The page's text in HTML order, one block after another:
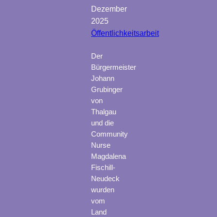
Dezember
2025
Öffentlichkeitsarbeit
Der
Bürgermeister
Johann
Grubinger
von
Thalgau
und die
Community
Nurse
Magdalena
Fischill-
Neudeck
wurden
vom
Land